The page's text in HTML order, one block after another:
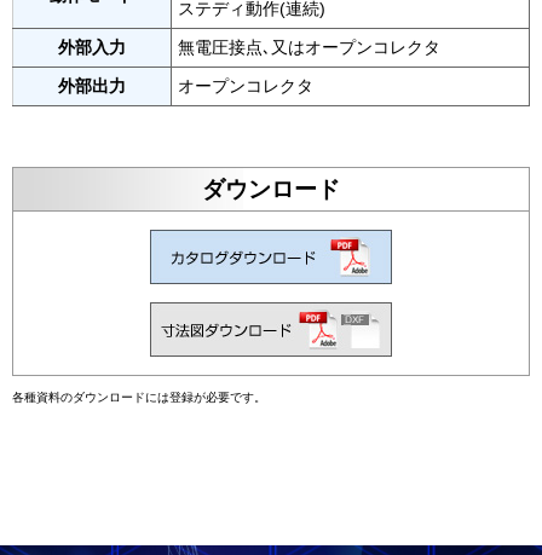
ステディ動作(連続)
外部入力
無電圧接点､又はオープンコレクタ
外部出力
オープンコレクタ
ダウンロード
各種資料のダウンロードには登録が必要です。